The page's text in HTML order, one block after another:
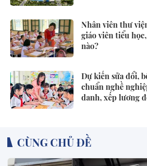
Nhân viên thư
giáo viên tiểu
nào?
Dự kiến sửa đổi,
chuẩn nghề
danh, xếp lương
CÙNG CHỦ ĐỀ